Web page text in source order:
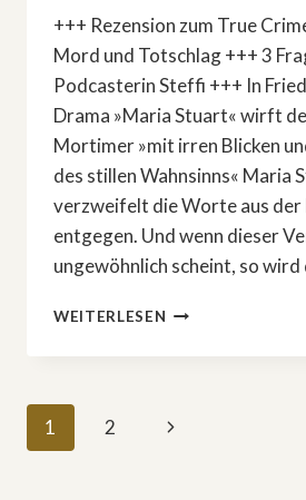
+++ Rezension zum True
Mord und Totschlag +++ 3
Podcasterin Steffi +++ In
Drama »Maria Stuart« wirft
Mortimer »mit irren Blicken
des stillen Wahnsinns« Maria
verzweifelt die Worte aus der
entgegen. Und wenn dieser
ungewöhnlich scheint, so
WEITERLESEN DAS
IST
MOMENT,
Seitennavigation
1 2
Nächste